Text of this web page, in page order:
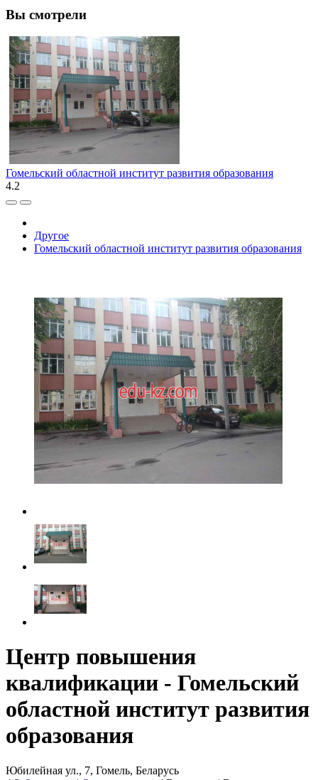
Вы смотрели
Гомельский областной институт развития образования
4.2
Другое
Гомельский областной институт развития образования
Центр повышения
квалификации - Гомельский
областной институт развития
образования
Юбилейная ул., 7, Гомель, Беларусь